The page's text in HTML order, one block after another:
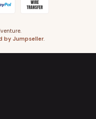
by Jumpseller.